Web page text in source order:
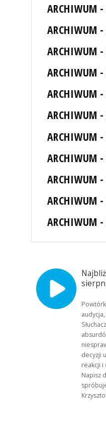
ARCHIWUM
ARCHIWUM
ARCHIWUM
ARCHIWUM
ARCHIWUM
ARCHIWUM
ARCHIWUM
ARCHIWUM
ARCHIWUM
ARCHIWUM
ARCHIWUM
decyzji
reakcji i
Napisz